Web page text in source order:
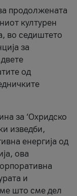
продолжената
културен
во седиштето
за
од
за ‘Охридско
изведби,
енергија од
ова
и
што сме дел